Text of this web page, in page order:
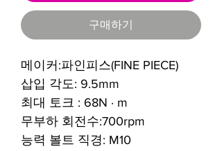
구매하기
메이커:파인피스(FINE PIECE)
삽입 각도: 9.5mm
최대 토크 : 68N · m
무부하 회전수:700rpm
능력 볼트 직경: M10